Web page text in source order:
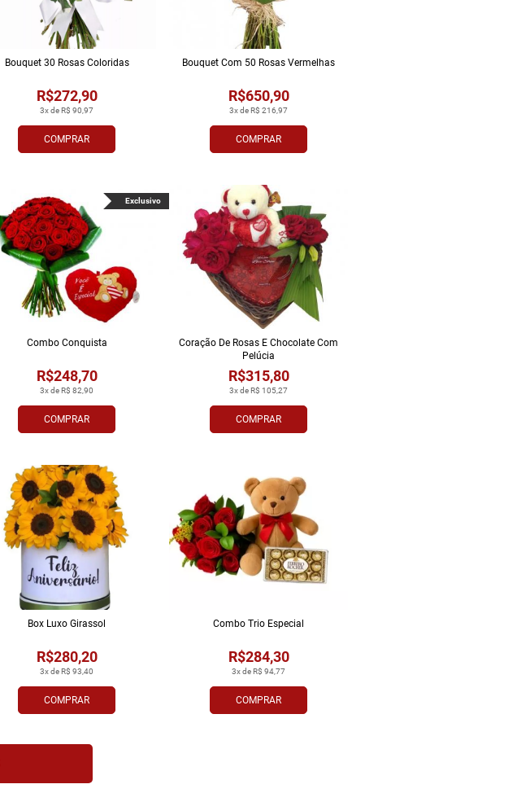
COMPRAR
3x de R$ 90,97
R$272,90
Bouquet 30 Rosas Coloridas
COMPRAR
3x de R$ 216,97
R$650,90
Bouquet Com 50 Rosas Vermelhas
COMPRAR
3x de R$ 82,90
R$248,70
Combo Conquista
Exclusivo
COMPRAR
3x de R$ 105,27
R$315,80
Coração De Rosas E Chocolate Com
Pelúcia
COMPRAR
3x de R$ 93,40
R$280,20
Box Luxo Girassol
COMPRAR
3x de R$ 94,77
R$284,30
Combo Trio Especial